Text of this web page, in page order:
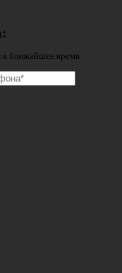
в ближайшее время